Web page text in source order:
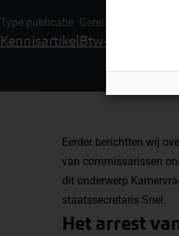
Type publicatie
Kennisartikel
Gerelateerde
Btw-advies en
Eerder berichtten wij
van commissarissen
dit onderwerp
staatssecretaris Snel.
Het arrest